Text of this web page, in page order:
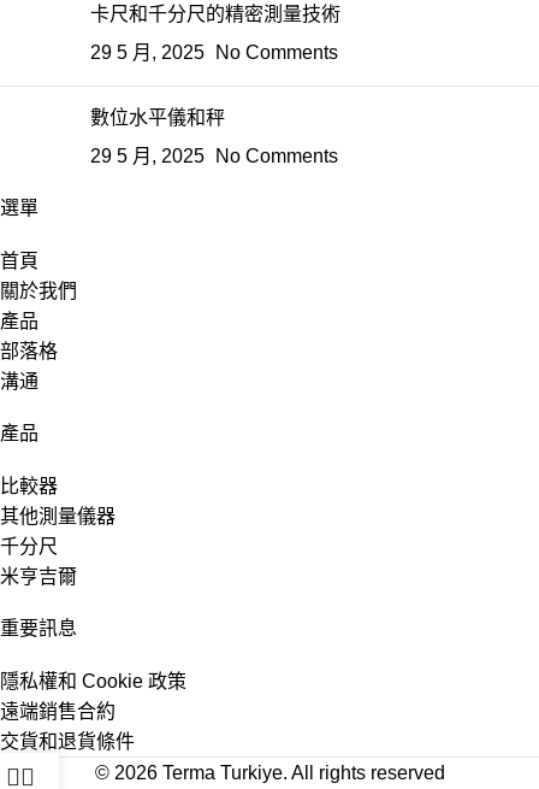
卡尺和千分尺的精密測量技術
29 5 月, 2025
No Comments
數位水平儀和秤
29 5 月, 2025
No Comments
選單
首頁
關於我們
產品
部落格
溝通
產品
比較器
其他測量儀器
千分尺
米亨吉爾
重要訊息
隱私權和 Cookie 政策
遠端銷售合約
交貨和退貨條件
© 2026 Terma Turkiye. All rights reserved